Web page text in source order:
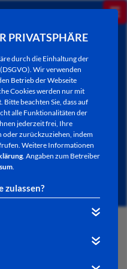
PRIVATSPHÄRE
durch die Einhaltung der
Wir verwenden
Betrieb der Webseite
Cookies werden nur mit
beachten Sie, dass auf
alle Funktionalitäten der
jederzeit frei, Ihre
oder zurückzuziehen, indem
Weitere Informationen
. Angaben zum Betreiber
.
zulassen?
LETTER